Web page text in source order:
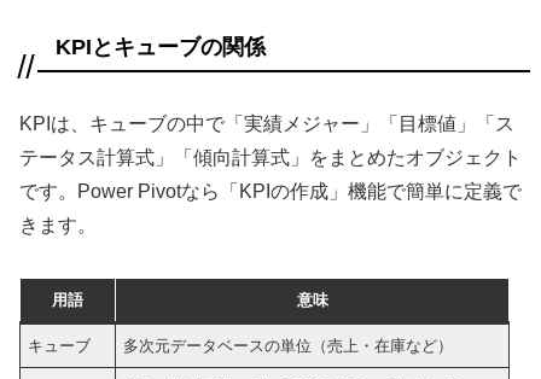
KPIとキューブの関係
KPIは、キューブの中で「実績メジャー」「目標値」「ス
テータス計算式」「傾向計算式」をまとめたオブジェクト
です。Power Pivotなら「KPIの作成」機能で簡単に定義で
きます。
用語 意味
キューブ 多次元データベースの単位（売上・在庫など）